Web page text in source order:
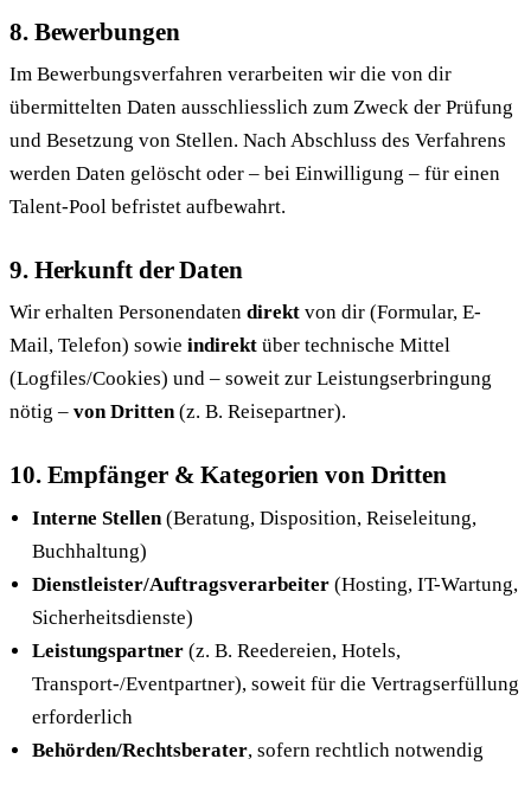
8. Bewerbungen
Im Bewerbungsverfahren verarbeiten wir die von dir
übermittelten Daten ausschliesslich zum Zweck der Prüfung
und Besetzung von Stellen. Nach Abschluss des Verfahrens
werden Daten gelöscht oder – bei Einwilligung – für einen
Talent-Pool befristet aufbewahrt.
9. Herkunft der Daten
Wir erhalten Personendaten direkt von dir (Formular, E-
Mail, Telefon) sowie indirekt über technische Mittel
(Logfiles/Cookies) und – soweit zur Leistungserbringung
nötig – von Dritten(z. B. Reisepartner).
10. Empfänger & Kategorien von Dritten
Interne Stellen (Beratung, Disposition, Reiseleitung,
Buchhaltung)
Dienstleister/Auftragsverarbeiter (Hosting, IT-Wartung,
Sicherheitsdienste)
Leistungspartner (z. B. Reedereien, Hotels,
Transport-/Eventpartner), soweit für die Vertragserfüllung
erforderlich
Behörden/Rechtsberater, sofern rechtlich notwendig